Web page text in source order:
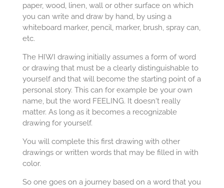
paper, wood, linen, wall or other surface on which
you can write and draw by hand, by using a
whiteboard marker, pencil, marker, brush, spray can,
etc.
The HIWI drawing initially assumes a form of word
or drawing that must be a clearly distinguishable to
yourself and that will become the starting point of a
personal story. This can for example be your own
name, but the word FEELING. It doesn't really
matter. As long as it becomes a recognizable
drawing for yourself.
You will complete this first drawing with other
drawings or written words that may be filled in with
color.
So one goes on a journey based on a word that you